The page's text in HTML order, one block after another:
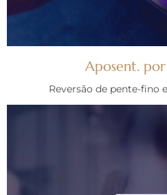
Aposent.
Reversão de pente-fino